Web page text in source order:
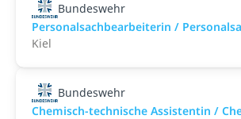
Bundeswehr
Personalsachbearbeiterin /
Kiel
Bundeswehr
Chemisch-technische Assistentin /